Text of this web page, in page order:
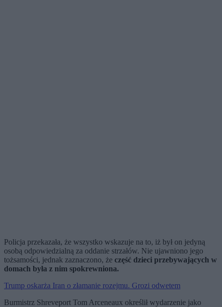
Policja przekazała, że wszystko wskazuje na to, iż był on jedyną
osobą odpowiedzialną za oddanie strzałów. Nie ujawniono jego
tożsamości, jednak zaznaczono, że część dzieci przebywających w
domach była z nim spokrewniona.
Trump oskarża Iran o złamanie rozejmu. Grozi odwetem
Burmistrz Shreveport Tom Arceneaux określił wydarzenie jako